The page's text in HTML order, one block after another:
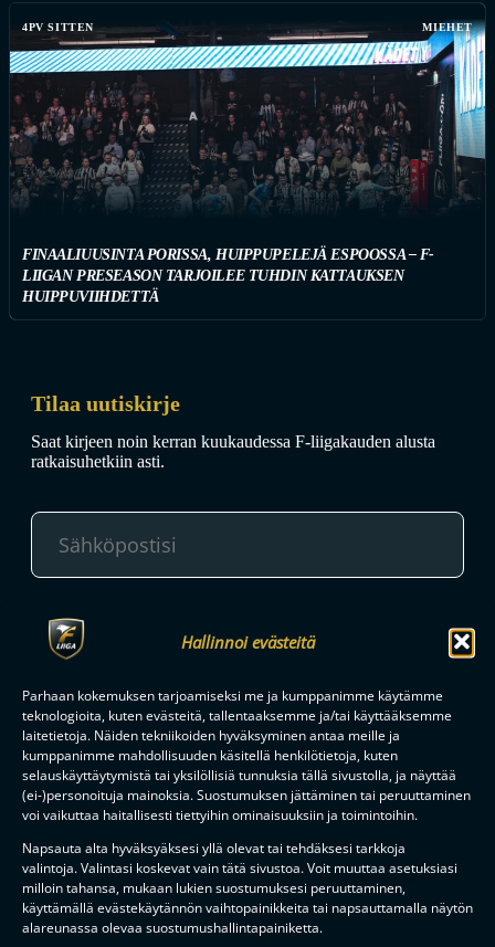
Hallinnoi evästeitä
Parhaan kokemuksen tarjoamiseksi me ja kumppanimme käytämme
teknologioita, kuten evästeitä, tallentaaksemme ja/tai käyttääksemme
laitetietoja. Näiden tekniikoiden hyväksyminen antaa meille ja
kumppanimme mahdollisuuden käsitellä henkilötietoja, kuten
selauskäyttäytymistä tai yksilöllisiä tunnuksia tällä sivustolla, ja näyttää
(ei-)personoituja mainoksia. Suostumuksen jättäminen tai peruuttaminen
voi vaikuttaa haitallisesti tiettyihin ominaisuuksiin ja toimintoihin.
Napsauta alta hyväksyäksesi yllä olevat tai tehdäksesi tarkkoja
valintoja. Valintasi koskevat vain tätä sivustoa. Voit muuttaa asetuksiasi
milloin tahansa, mukaan lukien suostumuksesi peruuttaminen,
käyttämällä evästekäytännön vaihtopainikkeita tai napsauttamalla näytön
alareunassa olevaa suostumushallintapainiketta.
4PV SITTEN MIEHET
FINAALIUUSINTA PORISSA, HUIPPUPELEJÄ ESPOOSSA – F-
LIIGAN PRESEASON TARJOILEE TUHDIN KATTAUKSEN
HUIPPUVIIHDETTÄ
Tilaa uutiskirje
Saat kirjeen noin kerran kuukaudessa F-liigakauden alusta
ratkaisuhetkiin asti.
TILAA
F-LIIGANKUMPPANIT